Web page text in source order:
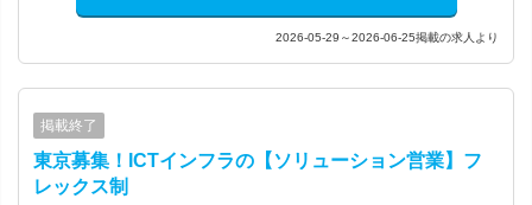
2026-05-29～2026-06-25掲載の求人より
掲載終了
東京募集！ICTインフラの【ソリューション営業】フ
レックス制